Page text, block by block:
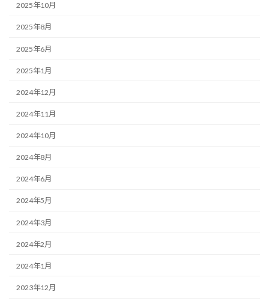
2025年10月
2025年8月
2025年6月
2025年1月
2024年12月
2024年11月
2024年10月
2024年8月
2024年6月
2024年5月
2024年3月
2024年2月
2024年1月
2023年12月